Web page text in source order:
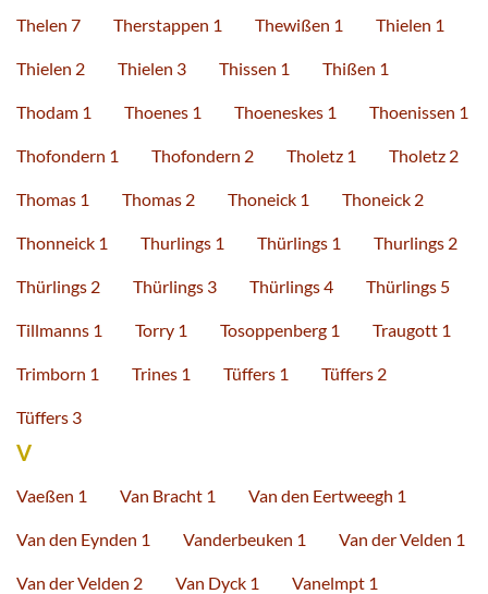
Thelen 7 Therstappen 1 Thewißen 1 Thielen 1
Thielen 2 Thielen 3 Thissen 1 Thißen 1
Thodam 1 Thoenes 1 Thoeneskes 1 Thoenissen 1
Thofondern 1 Thofondern 2 Tholetz 1 Tholetz 2
Thomas 1 Thomas 2 Thoneick 1 Thoneick 2
Thonneick 1 Thurlings 1 Thürlings 1 Thurlings 2
Thürlings 2 Thürlings 3 Thürlings 4 Thürlings 5
Tillmanns 1 Torry 1 Tosoppenberg 1 Traugott 1
Trimborn 1 Trines 1 Tüffers 1 Tüffers 2
Tüffers 3
V
Vaeßen 1 Van Bracht 1 Van den Eertweegh 1
Van den Eynden 1 Vanderbeuken 1 Van der Velden 1
Van der Velden 2 Van Dyck 1 Vanelmpt 1